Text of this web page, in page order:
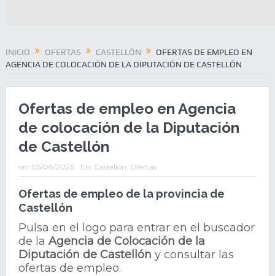
INICIO OFERTAS CASTELLÓN
OFERTAS DE EMPLEO EN
AGENCIA DE COLOCACIÓN DE LA DIPUTACIÓN DE CASTELLÓN
Ofertas de empleo en Agencia
de colocación de la Diputación
de Castellón
on: 05/08/2026 En: Castellón, Ofertas
Ofertas de empleo de la provincia de
Castellón
Pulsa en el logo para entrar en el buscador
de la Agencia de Colocación de la
Diputación de Castellón y consultar las
ofertas de empleo.